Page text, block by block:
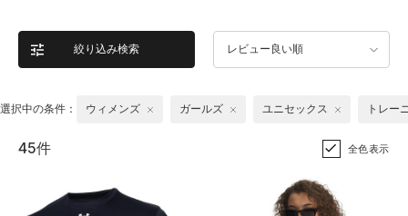
絞り込み検索 レビュー良い順
選択中の条件： ウィメンズ ガールズ ユニセックス トレー
45件 全色表示